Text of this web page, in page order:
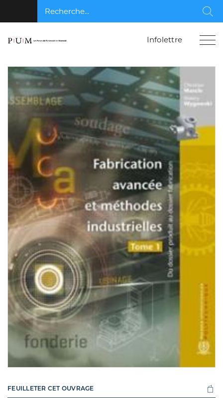
Recherche...
Infolettre
FEUILLETER CET OUVRAGE